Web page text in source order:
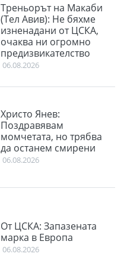
Треньорът на Макаби
(Тел Авив): Не бяхме
изненадани от ЦСКА,
очаква ни огромно
предизвикателство
06.08.2026
Христо Янев:
Поздравявам
момчетата, но трябва
да останем смирени
06.08.2026
От ЦСКА: Запазената
марка в Европа
06.08.2026